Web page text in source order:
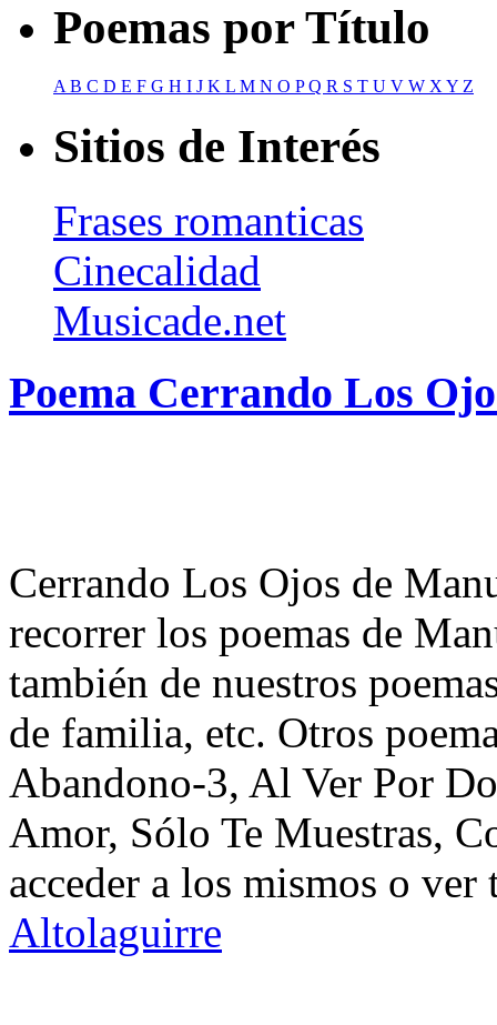
Poemas por Título
A B C D E F G H I J K L M N O PQ R S T U V W X Y Z
Sitios de Interés
Frases romanticas
Cinecalidad
Musicade.net
Poema Cerrando Los
Cerrando Los Ojos de
recorrer los poemas de
también de nuestros
de familia, etc. Otros
Abandono-3, Al Ver Por
Amor, Sólo Te Muestras,
acceder a los mismos o
Altolaguirre